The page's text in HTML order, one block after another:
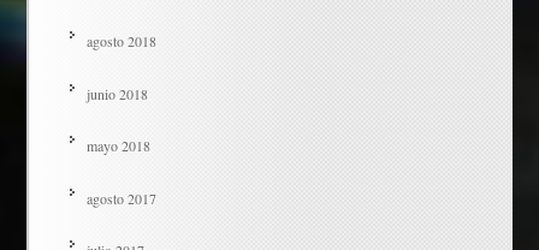
agosto 2018
junio 2018
mayo 2018
agosto 2017